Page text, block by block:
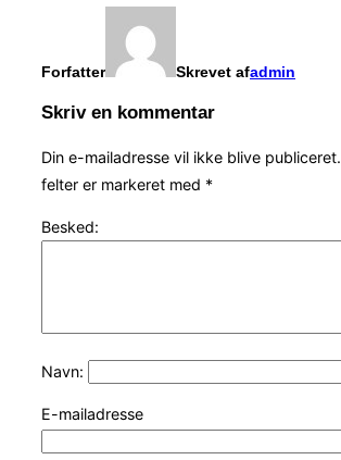
Forfatter Skrevet afadmin
Skriv en kommentar
Din e-mailadresse vil ikke blive publiceret.
felter er markeret med *
Besked:
Navn:
E-mailadresse